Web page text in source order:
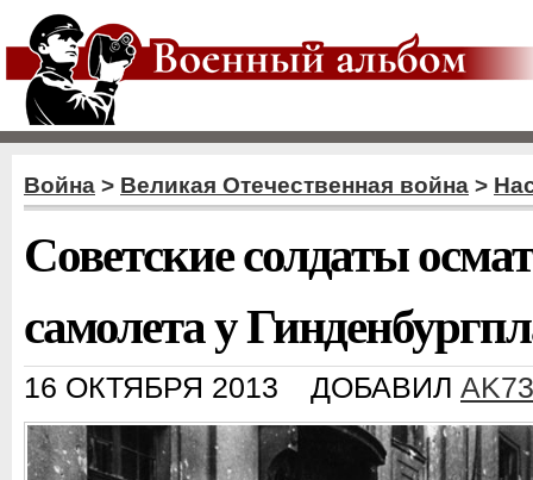
Война > Великая Отечественная война >
Советские солдаты
самолета у
16 ОКТЯБРЯ 2013 ДОБАВИЛ AK73